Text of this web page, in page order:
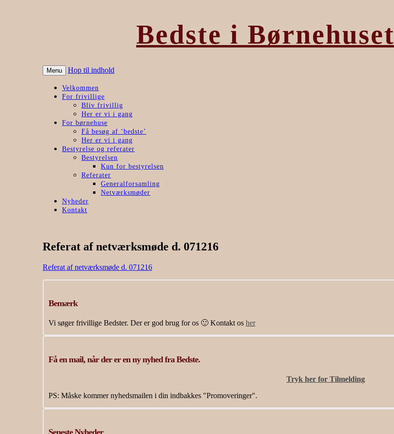
Bedste i Børnehuset
Menu Hop til indhold
Velkommen
For frivillige
Bliv frivillig
Her er vi i gang
For børnehuse
Få besøg af ‘bedste’
Her er vi i gang
Bestyrelse og referater
Bestyrelsen
Kun for bestyrelsen
Referater
Generalforsamling
Netværksmøder
Nyheder
Kontakt
Referat af netværksmøde d. 071216
Referat af netværksmøde d. 071216
Bemærk
Vi søger frivillige Bedster. Der er god brug for os 🙂 Kontakt os her
Få en mail, når der er en ny nyhed fra Bedste.
Tryk her for Tilmelding
PS: Måske kommer nyhedsmailen i din indbakkes "Promoveringer".
Seneste Nyheder